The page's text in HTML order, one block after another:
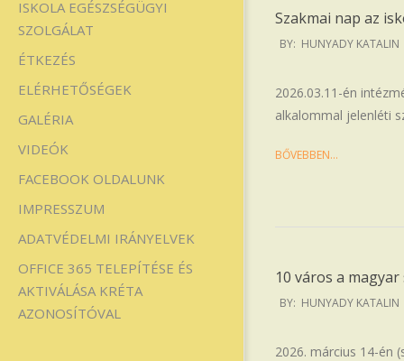
ISKOLA EGÉSZSÉGÜGYI
SZOLGÁLAT
ÉTKEZÉS
ELÉRHETŐSÉGEK
GALÉRIA
VIDEÓK
FACEBOOK OLDALUNK
IMPRESSZUM
ADATVÉDELMI IRÁNYELVEK
OFFICE 365 TELEPÍTÉSE ÉS
AKTIVÁLÁSA KRÉTA
AZONOSÍTÓVAL
Szakmai nap az
2026-
BY: HUNYADY KATALIN
2026.03.11-én
alkalommal jelenléti
BŐVEBBEN…
10 város a
2026-
BY: HUNYADY KATALIN
2026. március 14-én